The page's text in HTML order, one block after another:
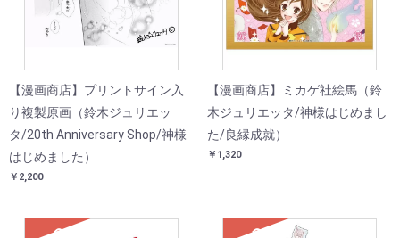
【漫画商店】プリントサイン入
り複製原画（鈴木ジュリエッ
タ/20th Anniversary Shop/神様
はじめました）
￥2,200
【漫画商店】ミカゲ社絵馬（鈴
木ジュリエッタ/神様はじめまし
た/良縁成就）
￥1,320